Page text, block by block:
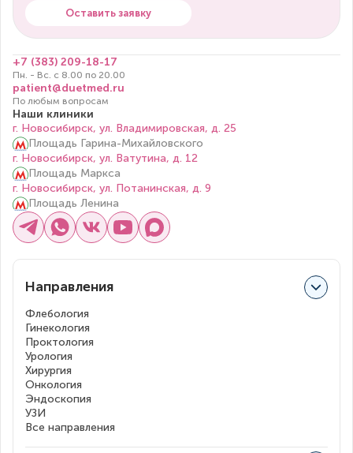
Оставить заявку
+7 (383) 209-18-17
Пн. - Вс. с 8.00 по 20.00
patient@duetmed.ru
По любым вопросам
Наши клиники
г. Новосибирск, ул. Владимировская, д. 25
Площадь Гарина-Михайловского
г. Новосибирск, ул. Ватутина, д. 12
Площадь Маркса
г. Новосибирск, ул. Потанинская, д. 9
Площадь Ленина
Направления
Флебология
Гинекология
Проктология
Урология
Хирургия
Онкология
Эндоскопия
УЗИ
Все направления